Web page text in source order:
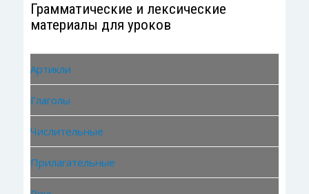
Грамматические и лексические
материалы для уроков
Артикли
Глаголы
Числительные
Прилагательные